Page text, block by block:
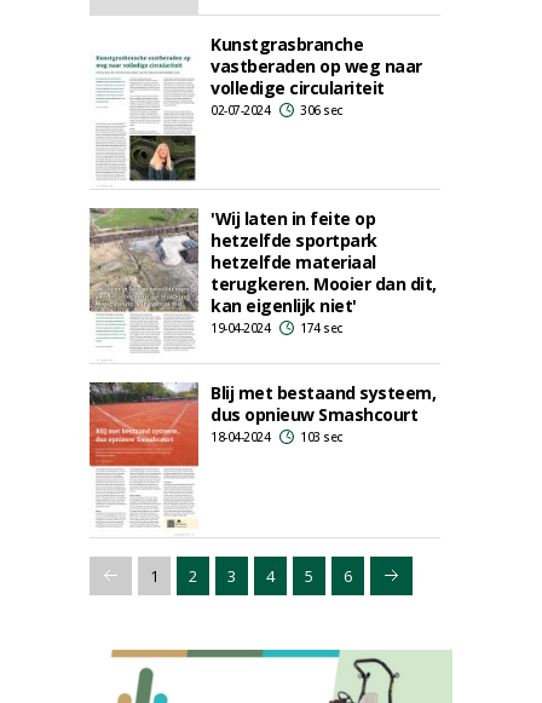
Kunstgrasbranche
vastberaden op weg naar
volledige circulariteit
02-07-2024 306 sec
'Wij laten in feite op
hetzelfde sportpark
hetzelfde materiaal
terugkeren. Mooier dan dit,
kan eigenlijk niet'
19-04-2024 174 sec
Blij met bestaand systeem,
dus opnieuw Smashcourt
18-04-2024 103 sec
1 2 3 4 5 6